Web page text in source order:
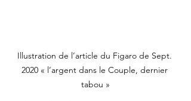
Illustration de l’article du Figaro de Sept.
2020 « l’argent dans le Couple, dernier
tabou »